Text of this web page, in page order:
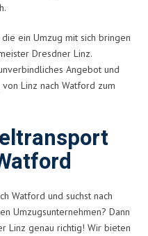
ein Umzug mit sich bringen
Dresdner Linz.
Angebot und
Linz nach Watford zum
Watford und suchst nach
Umzugsunternehmen? Dann
Linz genau richtig! Wir bieten